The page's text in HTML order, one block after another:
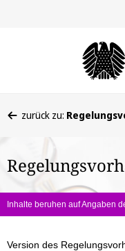
befinden
hier:
zurück zu:
Inhalte beruhen auf Angaben
Version des